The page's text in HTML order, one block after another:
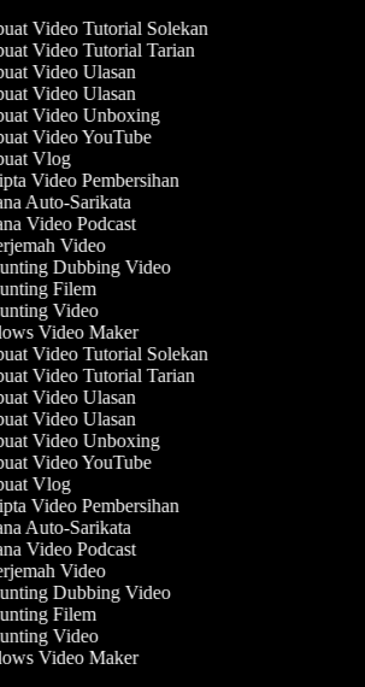
Video Tutorial Solekan
Video Tutorial Tarian
Video Ulasan
Video Ulasan
Video Unboxing
Video YouTube
Vlog
Video Pembersihan
Auto-Sarikata
Video Podcast
Video
Dubbing Video
Filem
Video
Video Maker
Video Tutorial Solekan
Video Tutorial Tarian
Video Ulasan
Video Ulasan
Video Unboxing
Video YouTube
Vlog
Video Pembersihan
Auto-Sarikata
Video Podcast
Video
Dubbing Video
Filem
Video
Video Maker